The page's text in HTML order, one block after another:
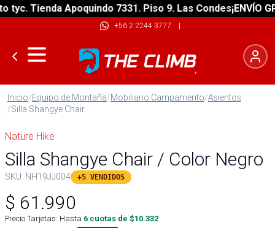
Tienda Apoquindo 7331. Piso 9. Las Condes¡ENVÍO
+56 2 2244 3777 |
Inicio/Equipo de Montaña/Mobiliario Campamento/Asientos
/Silla Shangye Chair
Nature Hike
Silla Shangye Chair / Color Negro
SKU: NH19JJ004 +5 VENDIDOS
$ 61.990
Precio Tarjetas: Hasta 6 cuotas de $10.332